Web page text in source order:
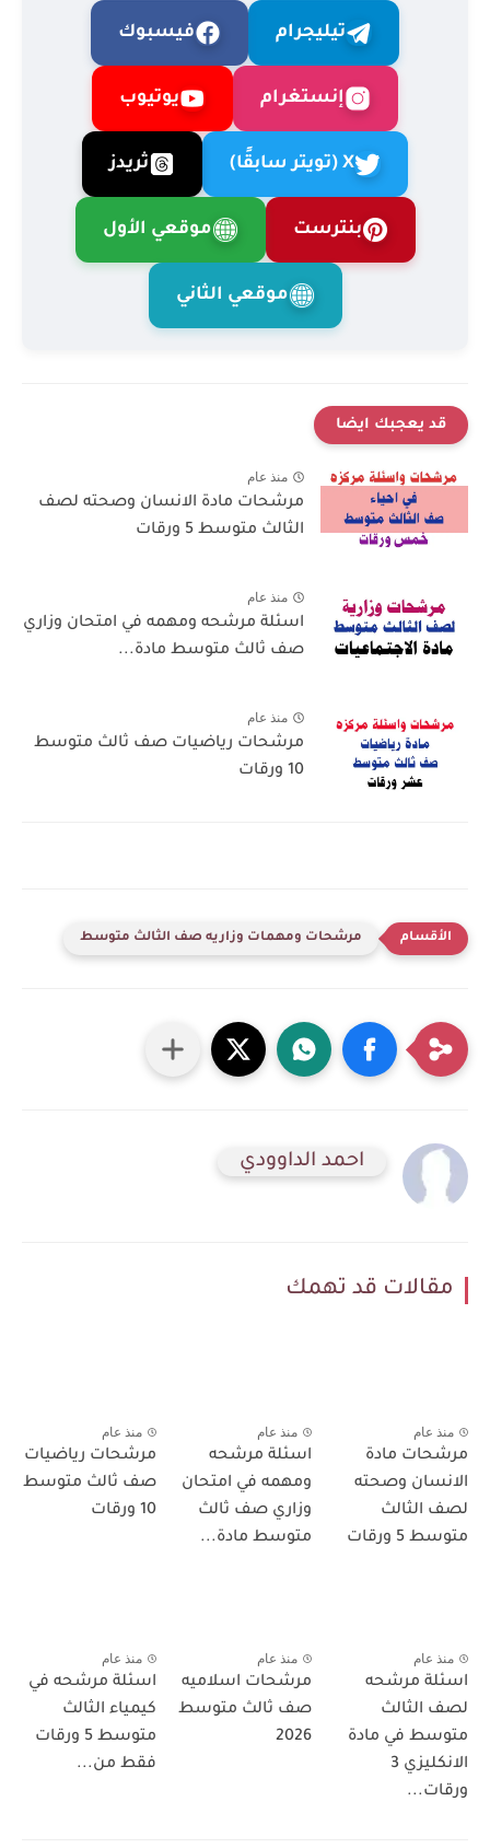
تيليجرام فيسبوك
إنستغرام يوتيوب
X (تويتر سابقًا) ثريدز
بنترست موقعي الأول
موقعي الثاني
قد يعجبك ايضا
منذ عام
مرشحات مادة الانسان وصحته لصف
الثالث متوسط 5 ورقات
منذ عام
اسئلة مرشحه ومهمه في امتحان وزاري
صف ثالث متوسط مادة...
منذ عام
مرشحات رياضيات صف ثالث متوسط
10 ورقات
مرشحات ومهمات وزاريه صف الثالث متوسط
احمد الداوودي
مقالات قد تهمك
منذ عام
مرشحات مادة
الانسان وصحته
لصف الثالث
متوسط 5 ورقات
منذ عام
اسئلة مرشحه
ومهمه في امتحان
وزاري صف ثالث
متوسط مادة...
منذ عام
مرشحات رياضيات
صف ثالث متوسط
10 ورقات
منذ عام
اسئلة مرشحه
لصف الثالث
متوسط في مادة
الانكليزي 3
ورقات...
منذ عام
مرشحات اسلاميه
صف ثالث متوسط
2026
منذ عام
اسئلة مرشحه في
كيمياء الثالث
متوسط 5 ورقات
فقط من...